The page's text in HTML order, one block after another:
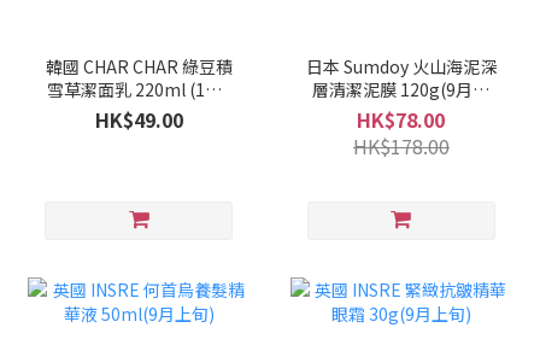
韓國 CHAR CHAR 綠豆積
雪草潔面乳 220ml (1套2
支)(10月上旬)
HK$49.00
日本 Sumdoy 火山海泥深
層清潔泥膜 120g(9月上
旬)
HK$78.00
HK$178.00